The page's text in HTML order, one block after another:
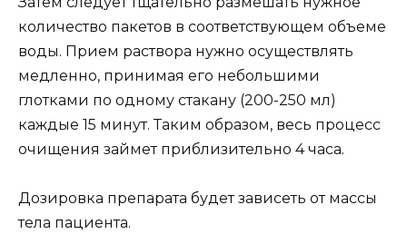
количество пакетов в соответствующем объеме
воды. Прием раствора нужно осуществлять
медленно, принимая его небольшими
глотками по одному стакану (200-250 мл)
каждые 15 минут. Таким образом, весь процесс
очищения займет приблизительно 4 часа.
Дозировка препарата будет зависеть от массы
тела пациента.